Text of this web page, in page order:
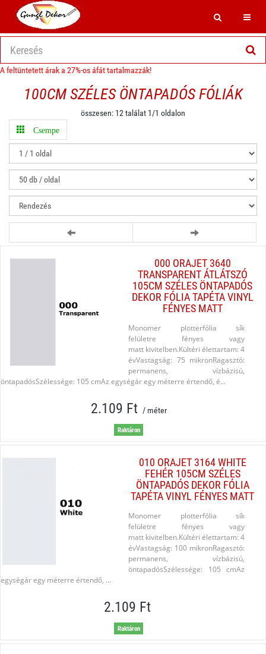
Search
A feltüntetett árak a 27%-os áfát tartalmazzák!
100CM SZÉLES ÖNTAPADÓS FÓLIÁK
összesen: 12 találat 1/1 oldalon
Csempe
000 ORAJET 3640
TRANSPARENT ÁTLÁTSZÓ
105CM SZÉLES ÖNTAPADÓS
DEKOR FÓLIA TAPÉTA VINYL
FÉNYES MATT
Monomer plotterfólia sík
felületre fényes vagy
matt kivitelben.Kültéri élettartam: 4
évVastagság: 75 mikronRagasztó:
permanens, vízbázisú,
öntapadósSzélessége: 105 cmAz egységár egy méterre értendő, é...
2.109 Ft / méter
Raktáron
010 ORAJET 3164 WHITE
FEHÉR 105CM SZÉLES
ÖNTAPADÓS DEKOR FÓLIA
TAPÉTA VINYL FÉNYES MATT
Monomer plotterfólia sík
felületre fényes vagy
matt kivitelben.Kültéri élettartam: 4
évVastagság: 100 mikronRagasztó:
permanens, vízbázisú,
öntapadósSzélessége: 105 cmAz
egységár egy méterre értendő, ...
2.109 Ft
Raktáron